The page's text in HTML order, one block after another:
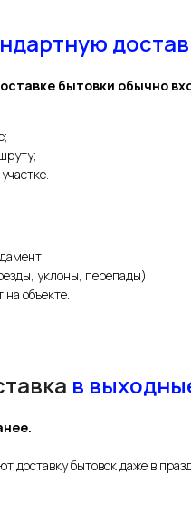
бытовки обычно
уклоны, перепады);
объекте.
в
доставку бытовок даже в